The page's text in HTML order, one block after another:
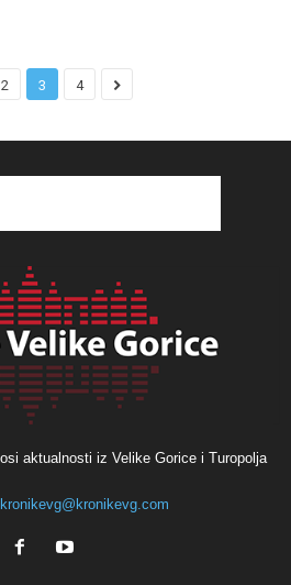
2 3 4
aktualnosti iz Velike Gorice i Turopolja
kronikevg@kronikevg.com